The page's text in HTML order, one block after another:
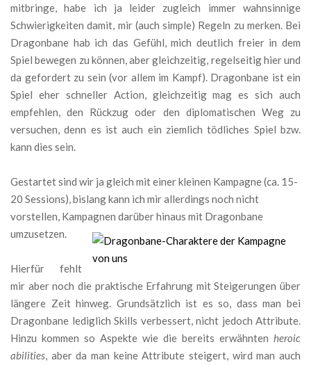
mitbringe, habe ich ja leider zugleich immer wahnsinnige
Schwierigkeiten damit, mir (auch simple) Regeln zu merken. Bei
Dragonbane hab ich das Gefühl, mich deutlich freier in dem
Spiel bewegen zu können, aber gleichzeitig, regelseitig hier und
da gefordert zu sein (vor allem im Kampf). Dragonbane ist ein
Spiel eher schneller Action, gleichzeitig mag es sich auch
empfehlen, den Rückzug oder den diplomatischen Weg zu
versuchen, denn es ist auch ein ziemlich tödliches Spiel bzw.
kann dies sein.
Gestartet sind wir ja gleich mit einer kleinen Kampagne (ca. 15-
20 Sessions), bislang kann ich mir allerdings noch nicht
vorstellen, Kampagnen darüber hinaus mit Dragonbane
umzusetzen.
Hierfür fehlt
mir aber noch die praktische Erfahrung mit Steigerungen über
längere Zeit hinweg. Grundsätzlich ist es so, dass man bei
Dragonbane lediglich Skills verbessert, nicht jedoch Attribute.
Hinzu kommen so Aspekte wie die bereits erwähnten heroic
abilities , aber da man keine Attribute steigert, wird man auch